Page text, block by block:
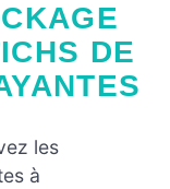
DE
les
à